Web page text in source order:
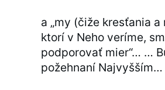
a „my (čiže kresťania
ktorí v Neho veríme,
podporovať mier“… …
požehnaní Najvyšším…